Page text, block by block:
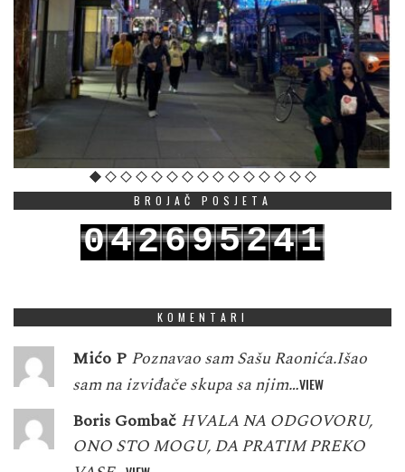
BROJAČ POSJETA
042695241
KOMENTARI
Mićo P Poznavao sam Sašu Raonića.Išao
sam na izviđače skupa sa njim…VIEW
Boris Gombač HVALA NA ODGOVORU,
ONO STO MOGU, DA PRATIM PREKO